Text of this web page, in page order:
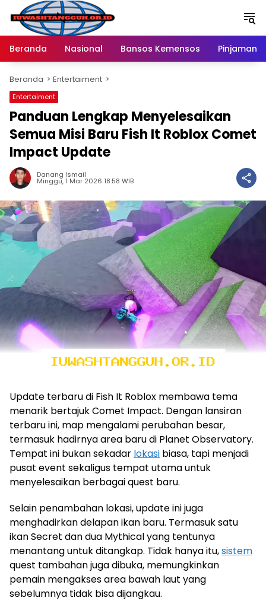
Langsung
konten
Beranda
Nasional Bansos Kemensos Pinjaman
Beranda Entertaiment
Entertaiment
Panduan Lengkap Menyelesaikan
Semua Misi Baru Fish It Roblox Comet
Impact Update
Danang Ismail
Minggu, 1 Mar 2026 18:58 WIB
Update terbaru di Fish It Roblox membawa tema
menarik bertajuk Comet Impact. Dengan lansiran
terbaru ini, map mengalami perubahan besar,
termasuk hadirnya area baru di Planet Observatory.
Tempat ini bukan sekadar lokasi biasa, tapi menjadi
pusat event sekaligus tempat utama untuk
menyelesaikan berbagai quest baru.
Selain penambahan lokasi, update ini juga
menghadirkan delapan ikan baru. Termasuk satu
ikan Secret dan dua Mythical yang tentunya
menantang untuk ditangkap. Tidak hanya itu,sistem
quest tambahan juga dibuka, memungkinkan
pemain mengakses area bawah laut yang
sebelumnya tidak bisa dijangkau.